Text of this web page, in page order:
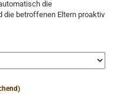
die
die betroffenen Eltern proaktiv